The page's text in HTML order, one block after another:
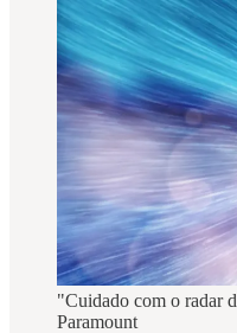
"Cuidado com o radar
Paramount